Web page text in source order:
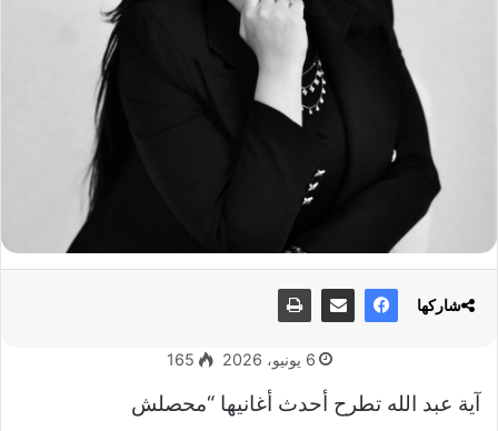
6 يونيو، 2026 165
آية عبد الله تطرح أحدث أغانيها “محصلش
شاركها